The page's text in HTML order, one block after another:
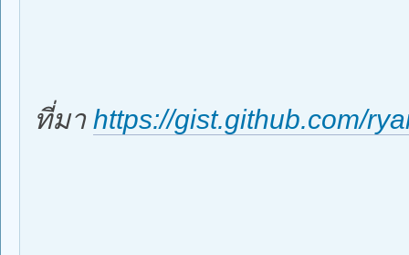
ที่มา https://gist.github.com/